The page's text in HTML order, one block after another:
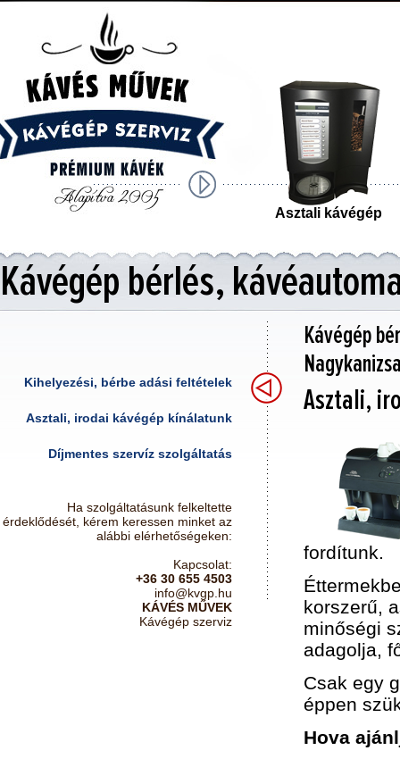
Asztali kávégép
Kávégép bérlés,
Kihelyezési, bérbe adási feltételek
Asztali, irodai kávégép kínálatunk
Díjmentes szervíz szolgáltatás
Ha szolgáltatásunk felkeltette
érdeklődését, kérem keressen minket az
alábbi elérhetőségeken:
Kapcsolat:
+36 30 655 4503
info@kvgp.hu
KÁVÉS MŰVEK
Kávégép szerviz
Kávégép
Asztali,
fordítunk.
korszerű,
minőségi
adagolja,
Csak egy
éppen
Hova